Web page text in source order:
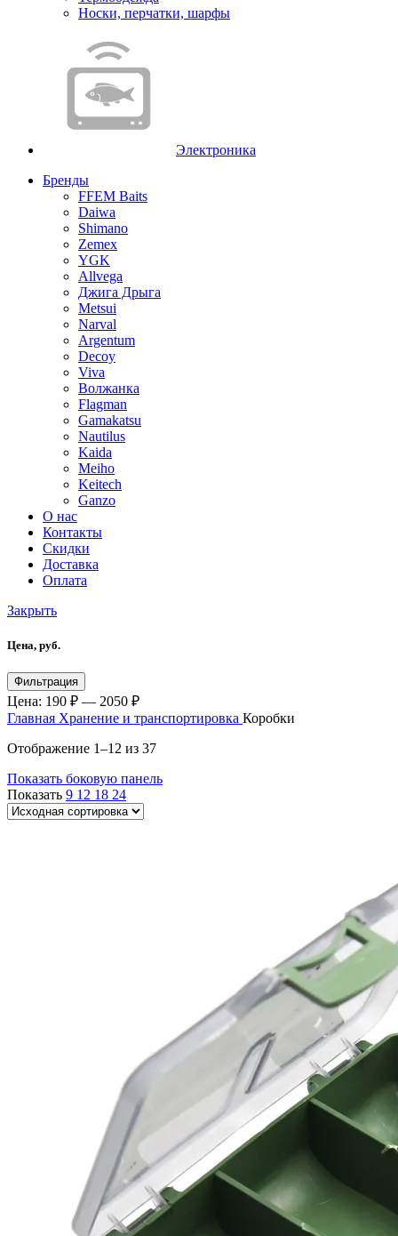
Носки, перчатки, шарфы
Электроника
Бренды
FFEM Baits
Daiwa
Shimano
Zemex
YGK
Allvega
Джига Дрыга
Metsui
Narval
Argentum
Decoy
Viva
Волжанка
Flagman
Gamakatsu
Nautilus
Kaida
Meiho
Keitech
Ganzo
О нас
Контакты
Скидки
Доставка
Оплата
Закрыть
Цена, руб.
Фильтрация
Цена: 190 ₽ — 2050 ₽
Главная Хранение и транспортировка Коробки
Отображение 1–12 из 37
Показать боковую панель
Показать 9 12 18 24